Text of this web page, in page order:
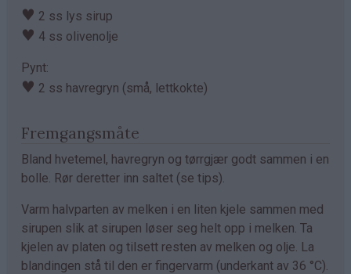
♥ 2 ss lys sirup
♥ 4 ss olivenolje
Pynt:
♥ 2 ss havregryn (små, lettkokte)
Fremgangsmåte
Bland hvetemel, havregryn og tørrgjær godt sammen i en
bolle. Rør deretter inn saltet (se tips).
Varm halvparten av melken i en liten kjele sammen med
sirupen slik at sirupen løser seg helt opp i melken. Ta
kjelen av platen og tilsett resten av melken og olje. La
blandingen stå til den er fingervarm (underkant av 36 °C).